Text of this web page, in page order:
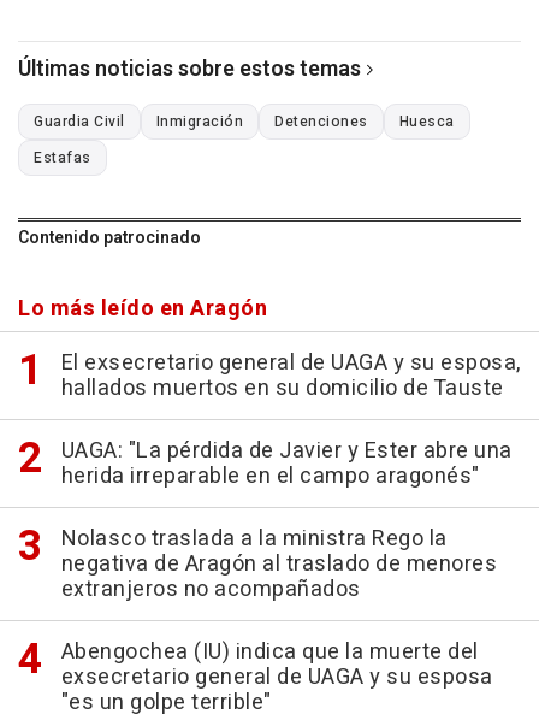
Últimas noticias sobre estos temas
Guardia Civil Inmigración Detenciones
Huesca
Estafas
Contenido patrocinado
Lo más leído en Aragón
El exsecretario general de UAGA y su esposa,
hallados muertos en su domicilio de Tauste
UAGA: "La pérdida de Javier y Ester abre una
herida irreparable en el campo aragonés"
Nolasco traslada a la ministra Rego la
negativa de Aragón al traslado de menores
extranjeros no acompañados
Abengochea (IU) indica que la muerte del
exsecretario general de UAGA y su esposa
"es un golpe terrible"